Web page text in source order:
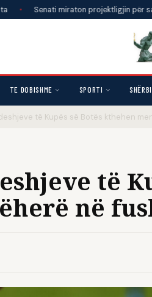
miraton projektligjin për sanksione
TE DOBISHME SPORTI
të Kupës së Botës kthehen
të
në